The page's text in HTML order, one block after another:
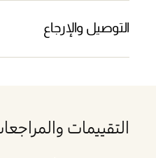
التوصيل والإرجاع
التقييمات